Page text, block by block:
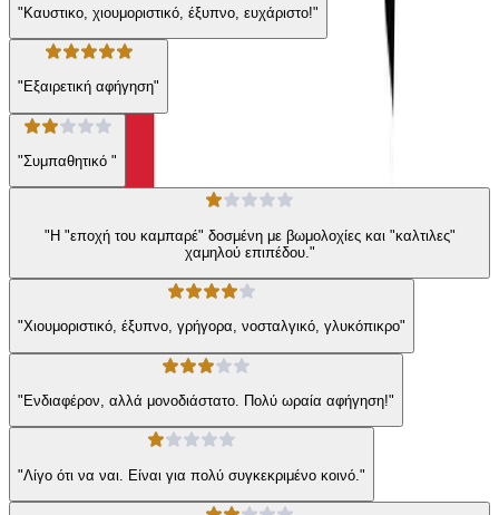
"Καυστικο, χιουμοριστικό, έξυπνο, ευχάριστο!"
"Εξαιρετική αφήγηση"
"Συμπαθητικό "
"Η "εποχή του καμπαρέ" δοσμένη με βωμολοχίες και "καλτιλες"
χαμηλού επιπέδου."
"Χιουμοριστικό, έξυπνο, γρήγορα, νοσταλγικό, γλυκόπικρο"
"Ενδιαφέρον, αλλά μονοδιάστατο. Πολύ ωραία αφήγηση!"
"Λίγο ότι να ναι. Είναι για πολύ συγκεκριμένο κοινό."